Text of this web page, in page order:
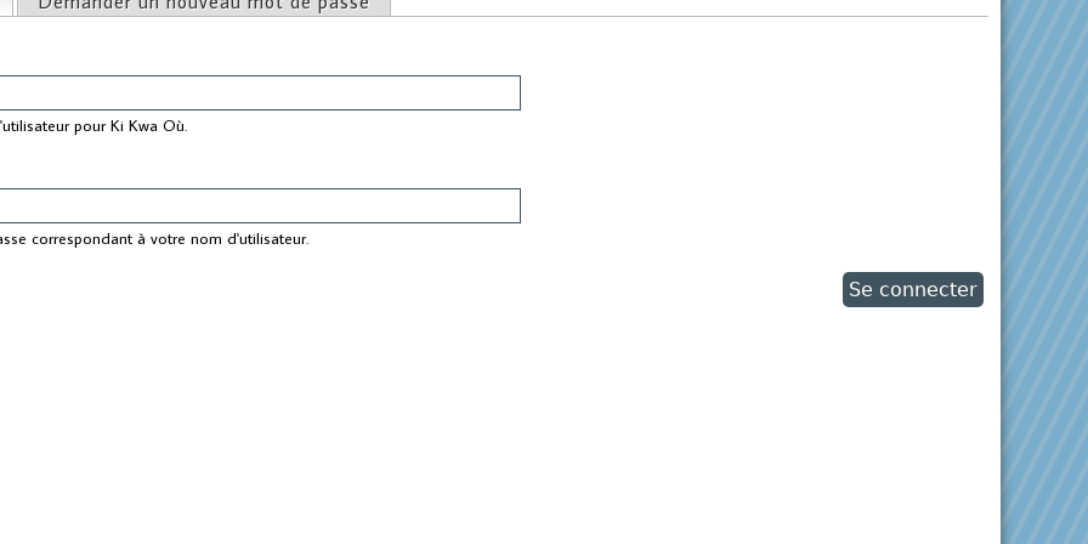
pour Ki Kwa Où.
correspondant à votre nom d'utilisateur.